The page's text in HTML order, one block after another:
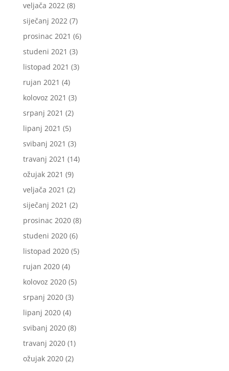
veljača 2022(8)
siječanj 2022(7)
prosinac 2021 (6)
studeni 2021 (3)
listopad 2021 (3)
rujan 2021 (4)
kolovoz 2021 (3)
srpanj 2021 (2)
lipanj 2021 (5)
svibanj 2021 (3)
travanj 2021 (14)
ožujak 2021 (9)
veljača 2021 (2)
siječanj 2021 (2)
prosinac 2020(8)
studeni 2020(6)
listopad 2020(5)
rujan 2020(4)
kolovoz 2020(5)
srpanj 2020(3)
lipanj 2020(4)
svibanj 2020(8)
travanj 2020(1)
ožujak 2020(2)